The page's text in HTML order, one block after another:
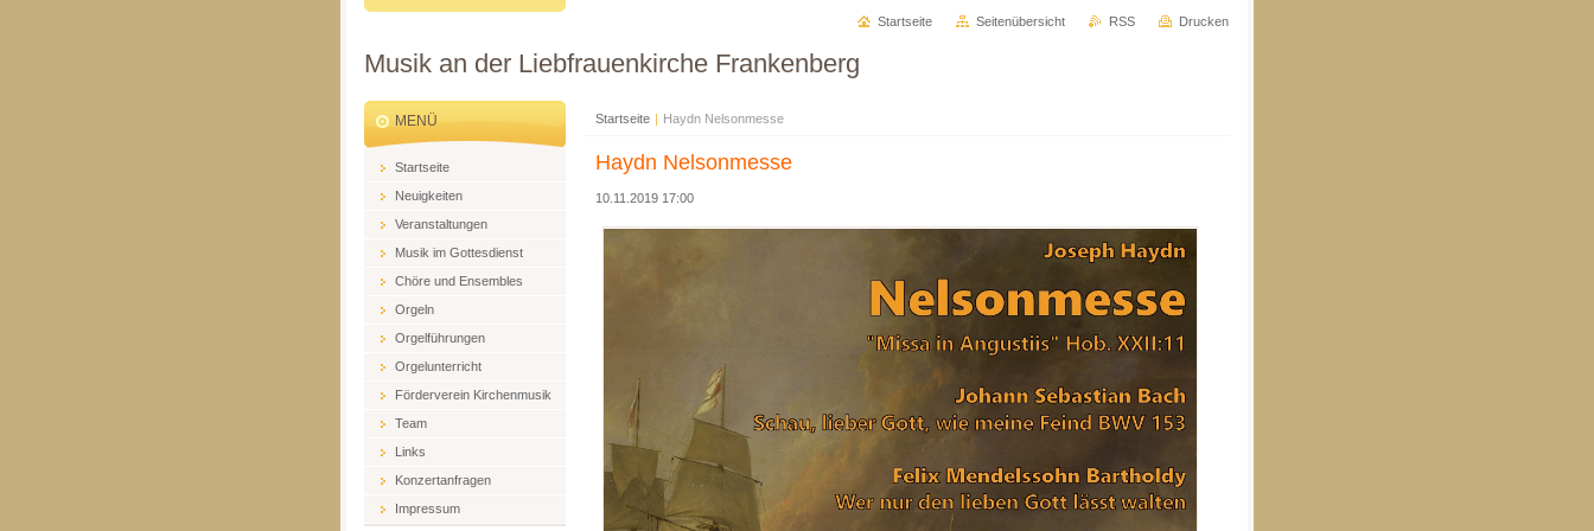
Musik an der Liebfrauenkirche Frankenberg
Startseite | Haydn Nelsonmesse
Haydn Nelsonmesse
10.11.2019 17:00
MENÜ
Startseite
Neuigkeiten
Veranstaltungen
Musik im Gottesdienst
Chöre und Ensembles
Orgeln
Orgelführungen
Orgelunterricht
Förderverein Kirchenmusik
Team
Links
Konzertanfragen
Impressum
Startseite Seitenübersicht RSS Drucken